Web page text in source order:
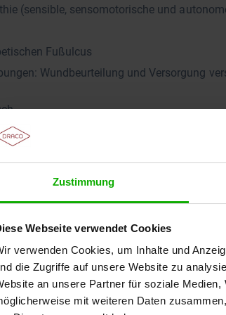
Zustimmung
Webseite verwendet Cookies
verwenden Cookies, um Inhalte und
die Zugriffe auf unsere Website zu
an unsere Partner für soziale
mit weiteren Daten
(sensible, sensomotorische und
Fußulcus
Wundbeurteilung und Versorgung
Thon